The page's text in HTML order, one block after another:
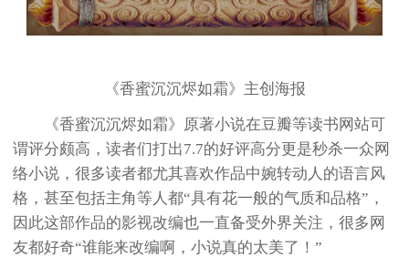
《香蜜沉沉烬如霜》主创海报
《香蜜沉沉烬如霜》原著小说在豆瓣等读书网站可
谓评分颇高，读者们打出7.7的好评高分更是秒杀一众网
络小说，很多读者都尤其喜欢作品中婉转动人的语言风
格，甚至包括主角等人都“具有花一般的气质和品格”，
因此这部作品的影视改编也一直备受外界关注，很多网
友都好奇“谁能来改编啊，小说真的太美了！”